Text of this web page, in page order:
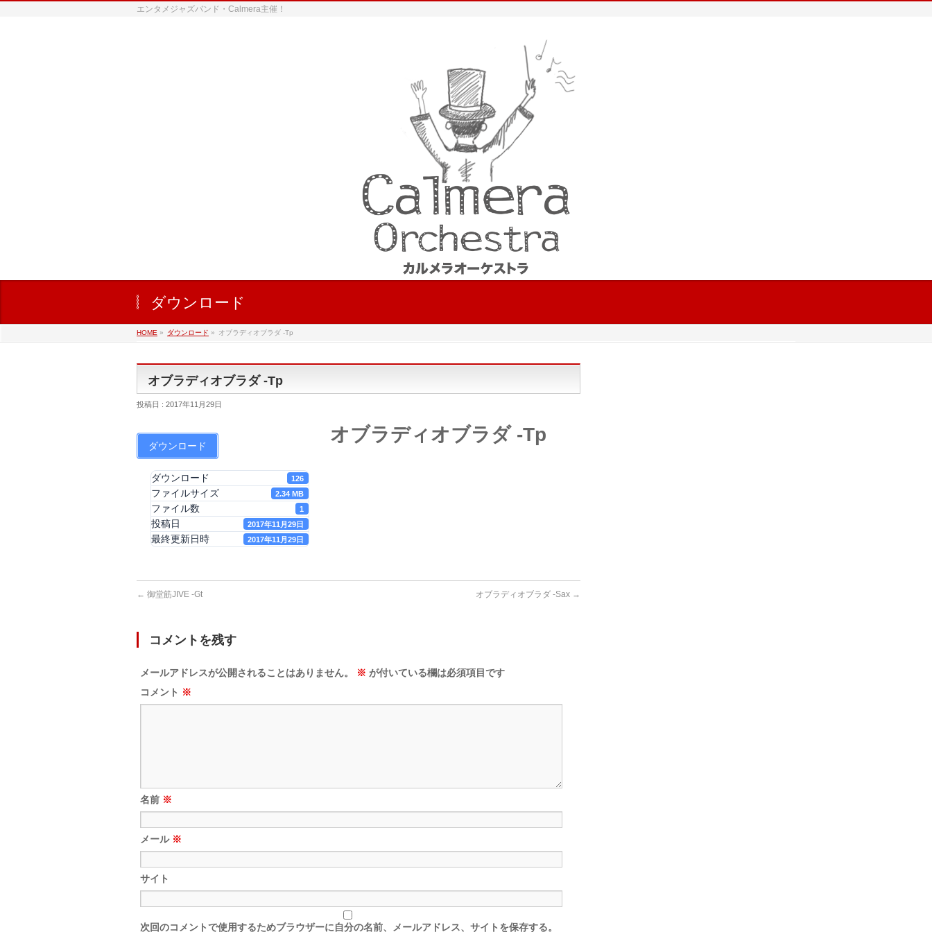
エンタメジャズバンド・Calmera主催！
ダウンロード
HOME » ダウンロード » オブラディオブラダ -Tp
オブラディオブラダ -Tp
投稿日 : 2017年11月29日
ダウンロード
ダウンロード 126
ファイルサイズ 2.34 MB
ファイル数 1
投稿日 2017年11月29日
最終更新日時 2017年11月29日
オブラディオブラダ -Tp
← 御堂筋JIVE -Gt オブラディオブラダ -Sax →
コメントを残す
メールアドレスが公開されることはありません。 ※ が付いている欄は必須項目です
コメント ※
名前 ※
メール ※
サイト
次回のコメントで使用するためブラウザーに自分の名前、メールアドレス、サイトを保存する。